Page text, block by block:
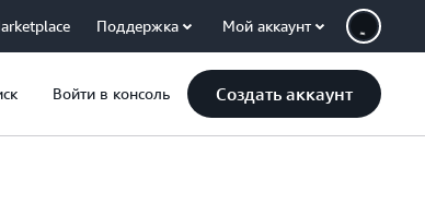
Поддержка Мой аккаунт
Войти в консоль Создать аккаунт